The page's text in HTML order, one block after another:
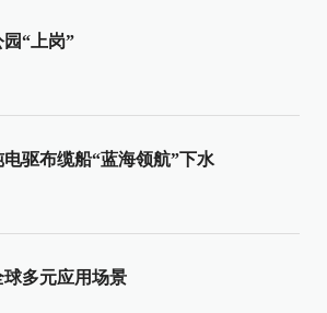
“上岗”
驱布缆船“蓝海领航”下水
多元应用场景